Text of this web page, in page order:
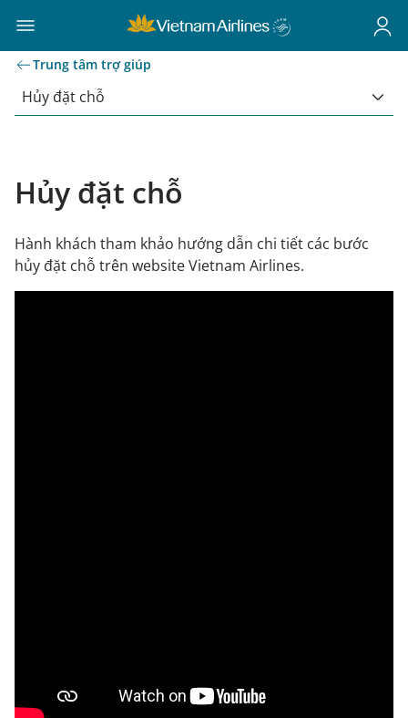
Trung tâm trợ giúp
Hủy đặt chỗ
Hủy đặt chỗ
Hành khách tham khảo hướng dẫn chi tiết các bước
hủy đặt chỗ trên website Vietnam Airlines.